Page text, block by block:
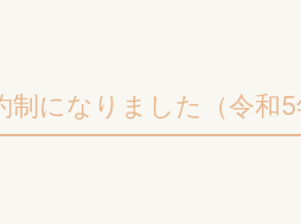
制になりました（令和5